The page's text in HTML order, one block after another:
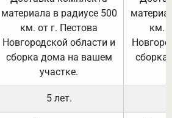
материала в радиусе 500
км. от г. Пестова
Новгородской области и
сборка дома на вашем
участке.
км.
5 лет.